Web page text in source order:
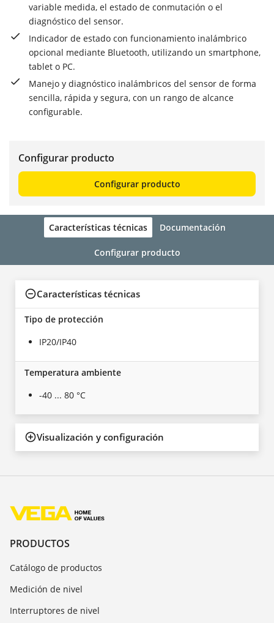
variable medida, el estado de conmutación o el
diagnóstico del sensor.
Indicador de estado con funcionamiento inalámbrico
opcional mediante Bluetooth, utilizando un smartphone,
tablet o PC.
Manejo y diagnóstico inalámbricos del sensor de forma
sencilla, rápida y segura, con un rango de alcance
configurable.
Configurar producto
Configurar producto
Características técnicas Documentación
Configurar producto
Características técnicas
Tipo de protección
IP20/IP40
Temperatura ambiente
-40 ... 80 °C
Visualización y configuración
PRODUCTOS
Catálogo de productos
Medición de nivel
Interruptores de nivel